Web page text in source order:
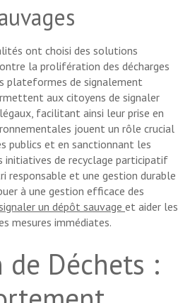
ont choisi des solutions
la prolifération des décharges
plateformes de signalement
aux citoyens de signaler
facilitant ainsi leur prise en
jouent un rôle crucial
publics et en sanctionnant les
initiatives de recyclage participatif
responsable et une gestion durable
à une gestion efficace des
un dépôt sauvage et aider les
mesures immédiates.
de Déchets :